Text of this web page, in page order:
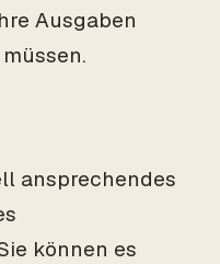
Ausgaben
ansprechendes
können es